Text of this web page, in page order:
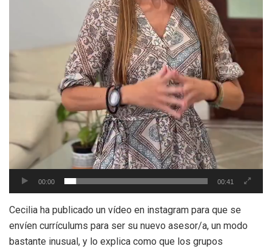
00:00 00:41
Cecilia ha publicado un vídeo en instagram para que se
envíen currículums para ser su nuevo asesor/a, un modo
bastante inusual, y lo explica como que los grupos